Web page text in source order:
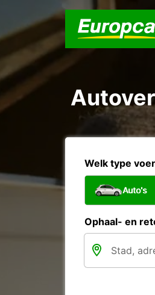
Welk type
Auto's
Ophaal- en